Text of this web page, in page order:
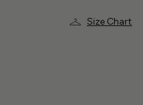
Size Chart